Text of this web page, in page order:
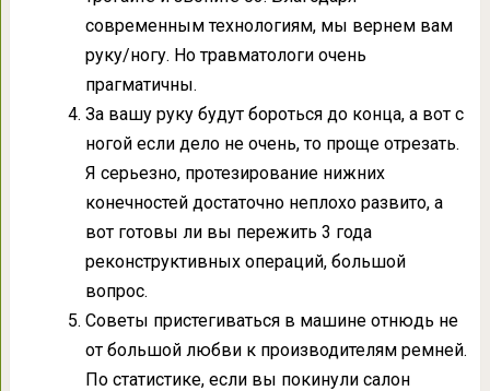
современным технологиям, мы вернем вам
руку/ногу. Но травматологи очень
прагматичны.
За вашу руку будут бороться до конца, а вот с
ногой если дело не очень, то проще отрезать.
Я серьезно, протезирование нижних
конечностей достаточно неплохо развито, а
вот готовы ли вы пережить 3 года
реконструктивных операций, большой
вопрос.
Советы пристегиваться в машине отнюдь не
от большой любви к производителям ремней.
По статистике, если вы покинули салон